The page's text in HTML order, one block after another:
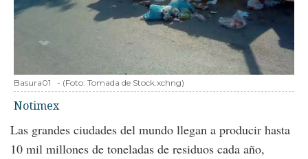
Basura01 - (Foto: Tomada de Stock.xchng)
Notimex
Las grandes ciudades del mundo llegan a producir hasta
10 mil millones de toneladas de residuos cada año,